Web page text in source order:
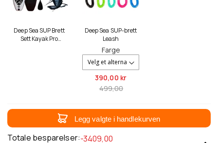
Deep Sea SUP Brett
Sett Kayak Pro
Deep Sea SUP-brett
Leash
Farge
390,00 kr
499,00
Legg valgte i handlekurven
Totale besparelser:-3409,00